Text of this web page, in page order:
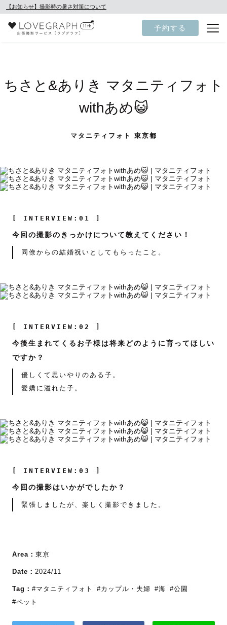
【お知らせ】撮影時の暑さ対策について
予約する
ちさと&ありき マタニティフォト
withあめ😺
マタニティフォト 東京都
[ INTERVIEW:01 ]
今回の撮影のきっかけについて教えてください！
同僚からの結婚祝いとしてもらったこと。
[ INTERVIEW:02 ]
今後生まれてくるお子様は将来どのように育ってほしい
ですか？
優しくて思いやりのある子。
愛嬌に溢れた子。
[ INTERVIEW:03 ]
今回の撮影はいかがでしたか？
緊張しましたが、楽しく撮影できました。
Area： 東京
Date： 2024/11
Tag： #マタニティフォト #カップル・夫婦 #海 #公園
#ペット